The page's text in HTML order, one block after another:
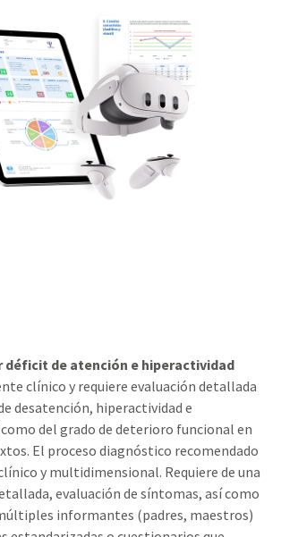
de atención e hiperactividad
clínico y requiere evaluación detallada
desatención, hiperactividad e
del grado de deterioro funcional en
El proceso diagnóstico recomendado
y multidimensional. Requiere de una
evaluación de síntomas, así como
informantes (padres, maestros)